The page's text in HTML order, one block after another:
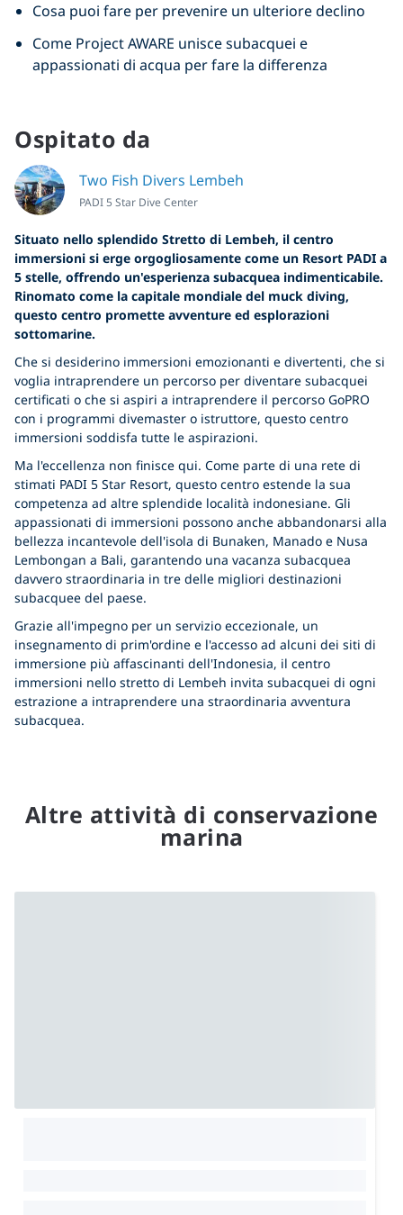
Cosa puoi fare per prevenire un ulteriore declino
Come Project AWARE unisce subacquei e
appassionati di acqua per fare la differenza
Ospitato da
Two Fish Divers Lembeh
PADI 5 Star Dive Center
Situato nello splendido Stretto di Lembeh, il centro
immersioni si erge orgogliosamente come un Resort PADI a
5 stelle, offrendo un'esperienza subacquea indimenticabile.
Rinomato come la capitale mondiale del muck diving,
questo centro promette avventure ed esplorazioni
sottomarine.
Che si desiderino immersioni emozionanti e divertenti, che si
voglia intraprendere un percorso per diventare subacquei
certificati o che si aspiri a intraprendere il percorso GoPRO
con i programmi divemaster o istruttore, questo centro
immersioni soddisfa tutte le aspirazioni.
Ma l'eccellenza non finisce qui. Come parte di una rete di
stimati PADI 5 Star Resort, questo centro estende la sua
competenza ad altre splendide località indonesiane. Gli
appassionati di immersioni possono anche abbandonarsi alla
bellezza incantevole dell'isola di Bunaken, Manado e Nusa
Lembongan a Bali, garantendo una vacanza subacquea
davvero straordinaria in tre delle migliori destinazioni
subacquee del paese.
Grazie all'impegno per un servizio eccezionale, un
insegnamento di prim'ordine e l'accesso ad alcuni dei siti di
immersione più affascinanti dell'Indonesia, il centro
immersioni nello stretto di Lembeh invita subacquei di ogni
estrazione a intraprendere una straordinaria avventura
subacquea.
Altre attività di conservazione
marina